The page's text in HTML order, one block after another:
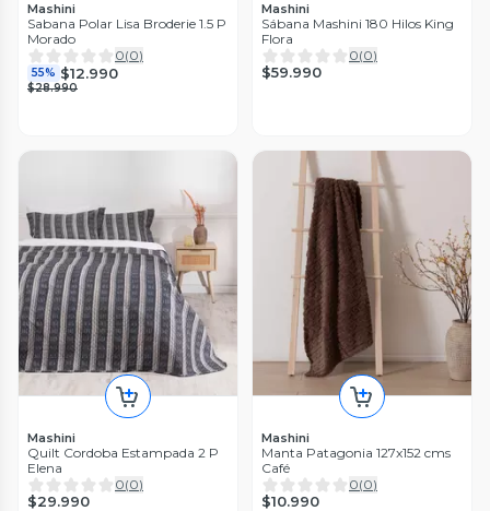
Mashini
Sabana Polar Lisa Broderie 1.5 P
Morado
0(0)
55% $12.990
$28.990
Mashini
Sábana Mashini 180 Hilos King
Flora
0(0)
$59.990
Mashini
Quilt Cordoba Estampada 2 P
Elena
0(0)
$29.990
Mashini
Manta Patagonia 127x152 cms
Café
0(0)
$10.990